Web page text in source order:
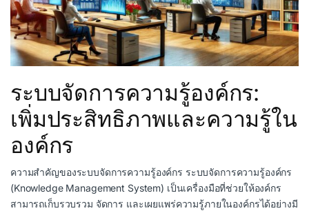
ระบบจัดการความรู้องค์กร:
เพิ่มประสิทธิภาพและความรู้ใน
องค์กร
ความสำคัญของระบบจัดการความรู้องค์กร ระบบจัดการความรู้องค์กร
(Knowledge Management System) เป็นเครื่องมือที่ช่วยให้องค์กร
สามารถเก็บรวบรวม จัดการ และเผยแพร่ความรู้ภายในองค์กรได้อย่างมี